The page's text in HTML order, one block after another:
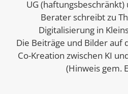
UG
Berater schreibt zu
Digitalisierung in
Die Beiträge und Bilder auf
Co-Kreation zwischen KI
(Hinweis gem.